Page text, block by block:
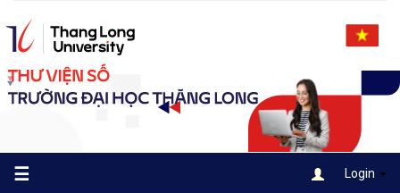
navigation
☰ Login